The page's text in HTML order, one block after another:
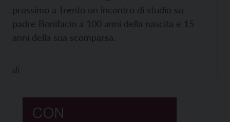
prossimo a Trento un incontro di studio su
padre Bonifacio a 100 anni della nascita e 15
anni della sua scomparsa.
di